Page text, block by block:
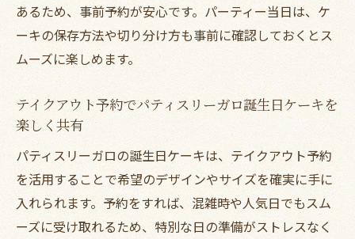
あるため、事前予約が安心です。パーティー当日は、ケ
ーキの保存方法や切り分け方も事前に確認しておくとス
ムーズに楽しめます。
テイクアウト予約でパティスリーガロ誕生日ケーキを
楽しく共有
パティスリーガロの誕生日ケーキは、テイクアウト予約
を活用することで希望のデザインやサイズを確実に手に
入れられます。予約をすれば、混雑時や人気日でもスム
ーズに受け取れるため、特別な日の準備がストレスなく